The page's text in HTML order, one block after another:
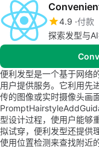
4.9 付款
探索发型与
便利发型是一个基于网络
用户提供服务。它利用先
传的图像或实时摄像头画
型设计过程，使用户能够
拟试穿，便利发型还提供
使用位置检测来查找附